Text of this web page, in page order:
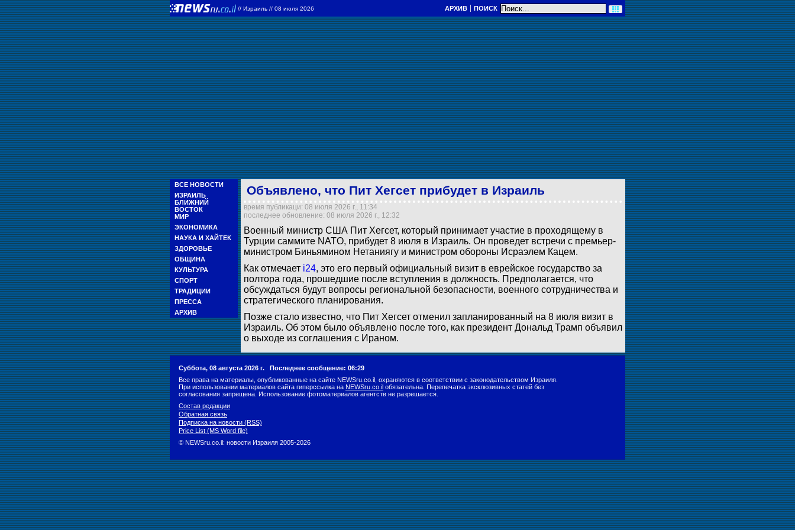
// Израиль // 08 июля 2026 АРХИВ ПОИСК
ВСЕ НОВОСТИ
ИЗРАИЛЬ
БЛИЖНИЙ
ВОСТОК
МИР
ЭКОНОМИКА
НАУКА И ХАЙТЕК
ЗДОРОВЬЕ
ОБЩИНА
КУЛЬТУРА
СПОРТ
ТРАДИЦИИ
ПРЕССА
АРХИВ
Объявлено, что Пит Хегсет прибудет в Израиль
время публикаци: 08 июля 2026 г., 11:34
последнее обновление: 08 июля 2026 г., 12:32
Военный министр США Пит Хегсет, который принимает участие в проходящему в
Турции саммите NATO, прибудет 8 июля в Израиль. Он проведет встречи с премьер-
министром Биньямином Нетаниягу и министром обороны Исраэлем Кацем.
Как отмечает i24, это его первый официальный визит в еврейское государство за
полтора года, прошедшие после вступления в должность. Предполагается, что
обсуждаться будут вопросы региональной безопасности, военного сотрудничества и
стратегического планирования.
Позже стало известно, что Пит Хегсет отменил запланированный на 8 июля визит в
Израиль. Об этом было объявлено после того, как президент Дональд Трамп объявил
о выходе из соглашения с Ираном.
Суббота, 08 августа 2026 г. Последнее сообщение: 06:29
Все права на материалы, опубликованные на сайте NEWSru.co.il, охраняются в соответствии с законодательством Израиля.
При использовании материалов сайта гиперссылка на NEWSru.co.il обязательна. Перепечатка эксклюзивных статей без
согласования запрещена. Использование фотоматериалов агентств не разрешается.
Состав редакции
Обратная связь
Подписка на новости (RSS)
Price List (MS Word file)
© NEWSru.co.il: новости Израиля 2005-2026